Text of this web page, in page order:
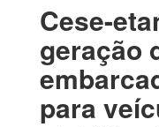
Cese-
geração
para